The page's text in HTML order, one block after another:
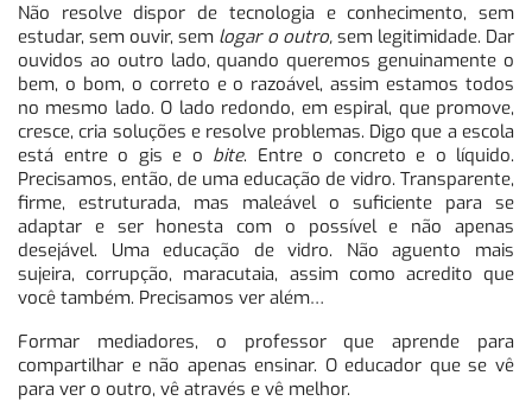
Não resolve dispor de tecnologia e conhecimento, sem
estudar, sem ouvir, sem logar o outro, sem legitimidade. Dar
ouvidos ao outro lado, quando queremos genuinamente o
bem, o bom, o correto e o razoável, assim estamos todos
no mesmo lado. O lado redondo, em espiral, que promove,
cresce, cria soluções e resolve problemas. Digo que a escola
está entre o gis e o bite. Entre o concreto e o líquido.
Precisamos, então, de uma educação de vidro. Transparente,
firme, estruturada, mas maleável o suficiente para se
adaptar e ser honesta com o possível e não apenas
desejável. Uma educação de vidro. Não aguento mais
sujeira, corrupção, maracutaia, assim como acredito que
você também. Precisamos ver além…
Formar mediadores, o professor que aprende para
compartilhar e não apenas ensinar. O educador que se vê
para ver o outro, vê através e vê melhor.